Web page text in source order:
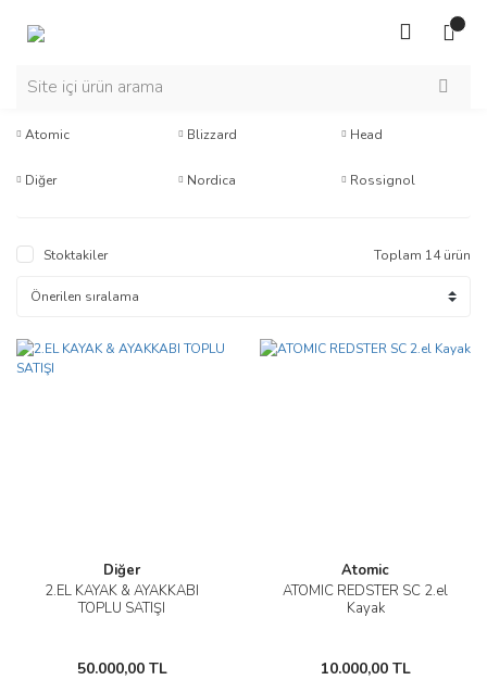
Atomic Blizzard Head
Diğer Nordica Rossignol
Stoktakiler Toplam 14 ürün
Diğer
2.EL KAYAK & AYAKKABI
TOPLU SATIŞI
50.000,00 TL
Atomic
ATOMIC REDSTER SC 2.el
Kayak
10.000,00 TL